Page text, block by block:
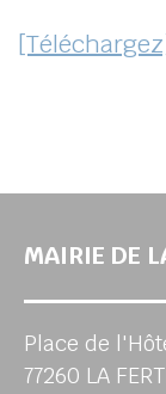
MAIRIE DE
Place de
77260 LA